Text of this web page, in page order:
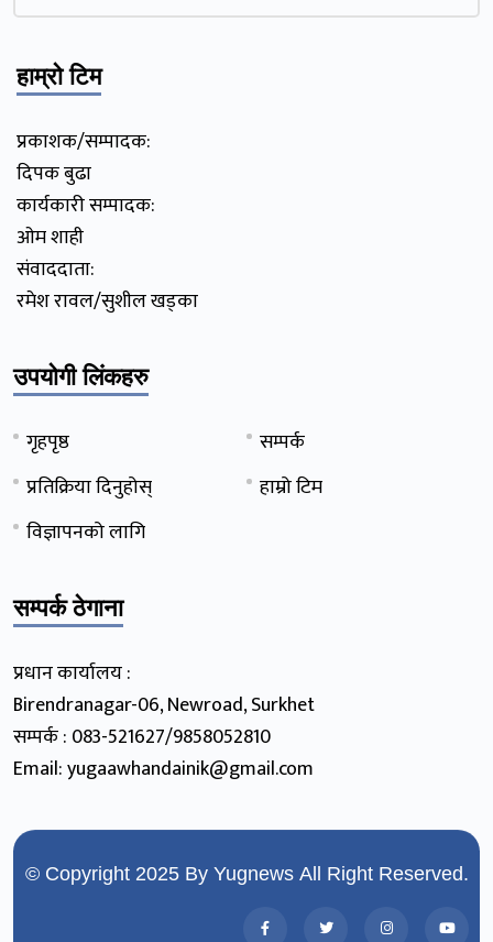
हाम्रो टिम
प्रकाशक/सम्पादक:
दिपक बुढा
कार्यकारी सम्पादक:
ओम शाही
संवाददाता:
रमेश रावल/सुशील खड्का
उपयोगी लिंकहरु
गृहपृष्ठ
सम्पर्क
प्रतिक्रिया दिनुहोस्
हाम्रो टिम
विज्ञापनको लागि
सम्पर्क ठेगाना
प्रधान कार्यालय :
Birendranagar-06, Newroad, Surkhet
सम्पर्क : 083-521627/9858052810
Email: yugaawhandainik@gmail.com
© Copyright 2025 By YugnewsAll Right Reserved.